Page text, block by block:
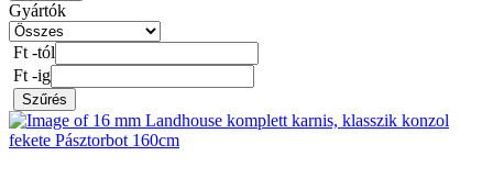
Gyártók
Ft -tól
Ft -ig
Szűrés